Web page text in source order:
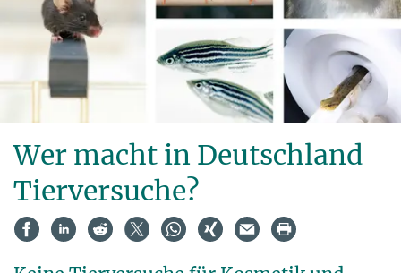
Wer macht in Deutschland
Tierversuche?